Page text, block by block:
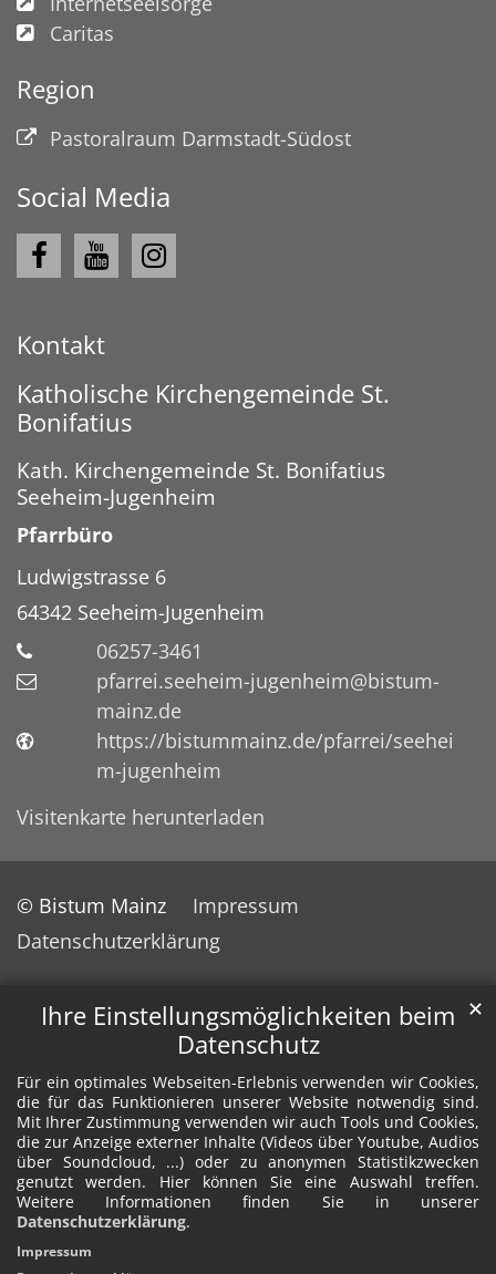
Ihre Einstellungsmöglichkeiten beim
Datenschutz
Für ein optimales Webseiten-Erlebnis verwenden wir Cookies,
die für das Funktionieren unserer Website notwendig sind.
Mit Ihrer Zustimmung verwenden wir auch Tools und Cookies,
die zur Anzeige externer Inhalte (Videos über Youtube, Audios
über Soundcloud, ...) oder zu anonymen Statistikzwecken
genutzt werden. Hier können Sie eine Auswahl treffen.
Weitere Informationen finden Sie in unserer
Datenschutzerklärung.
✕
Impressum
Caritas
Region
Pastoralraum Darmstadt-Südost
Social Media
Kontakt
Katholische Kirchengemeinde St.
Bonifatius
Kath. Kirchengemeinde St. Bonifatius
Seeheim-Jugenheim
Pfarrbüro
Ludwigstrasse 6
64342 Seeheim-Jugenheim
06257-3461
pfarrei.seeheim-jugenheim@bistum-
mainz.de
https://bistummainz.de/pfarrei/seehei
m-jugenheim
Visitenkarte herunterladen
© Bistum Mainz
Impressum
Datenschutzerklärung